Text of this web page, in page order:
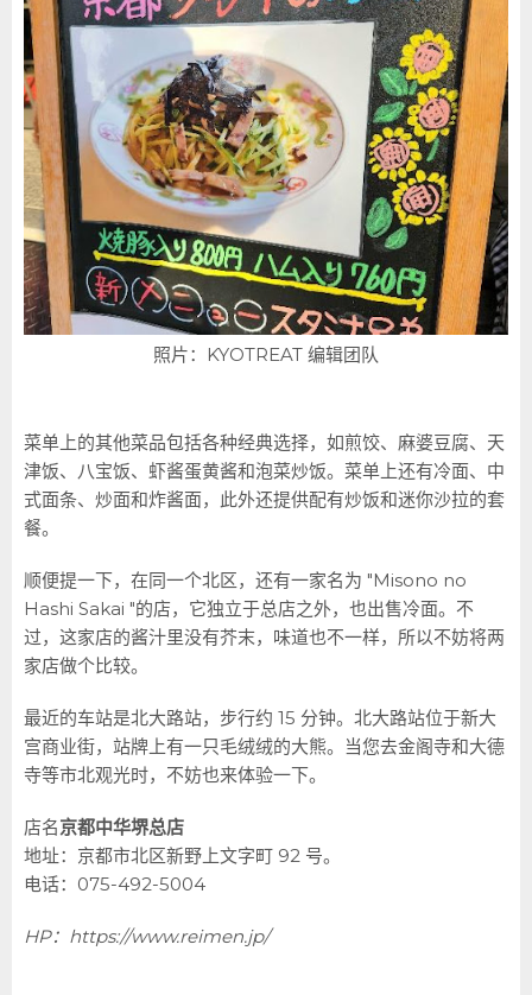
照片：KYOTREAT 编辑团队
菜单上的其他菜品包括各种经典选择，如煎饺、麻婆豆腐、天
津饭、八宝饭、虾酱蛋黄酱和泡菜炒饭。菜单上还有冷面、中
式面条、炒面和炸酱面，此外还提供配有炒饭和迷你沙拉的套
餐。
顺便提一下，在同一个北区，还有一家名为 "Misono no
Hashi Sakai "的店，它独立于总店之外，也出售冷面。不
过，这家店的酱汁里没有芥末，味道也不一样，所以不妨将两
家店做个比较。
最近的车站是北大路站，步行约 15 分钟。北大路站位于新大
宫商业街，站牌上有一只毛绒绒的大熊。当您去金阁寺和大德
寺等市北观光时，不妨也来体验一下。
店名京都中华堺总店
地址：京都市北区新野上文字町 92 号。
电话：075-492-5004
HP： https://www.reimen.jp/